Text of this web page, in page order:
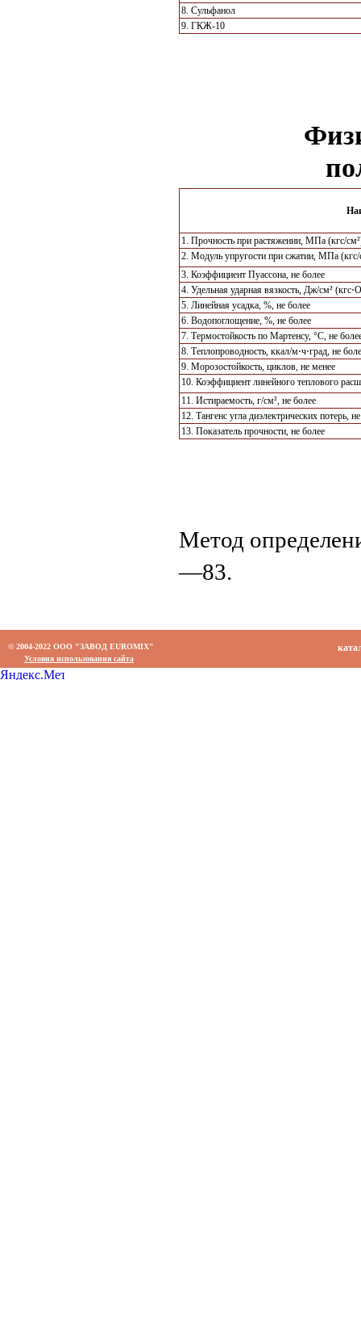
8. Сульфанол
9. ГКЖ-10
1. Прочность при растяжении, МПа (кгс/
2. Модуль упругости при сжатии, МПа (кгс/
3. Коэффициент Пуассона, не более
4. Удельная ударная вязкость, Дж/см²
5. Линейная усадка, %, не более
6. Водопоглощение, %, не более
7. Термостойкость по Мартенсу, °С, не
8. Теплопроводность, ккал/м⋅ч⋅град, не
9. Морозостойкость, циклов, не менее
10. Коэффициент линейного теплового
11. Истираемость, г/см², не более
12. Тангенс угла диэлектрических потерь,
13. Показатель прочности, не более
Метод
—83.
© 2004-2022 ООО "ЗАВОД EUROMIX"
Условия использования сайта